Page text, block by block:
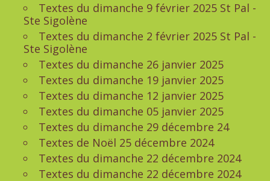
Textes du dimanche 9 février 2025 St Pal -
Ste Sigolène
Textes du dimanche 2 février 2025 St Pal -
Ste Sigolène
Textes du dimanche 26 janvier 2025
Textes du dimanche 19 janvier 2025
Textes du dimanche 12 janvier 2025
Textes du dimanche 05 janvier 2025
Textes du dimanche 29 décembre 24
Textes de Noël 25 décembre 2024
Textes du dimanche 22 décembre 2024
Textes du dimanche 22 décembre 2024